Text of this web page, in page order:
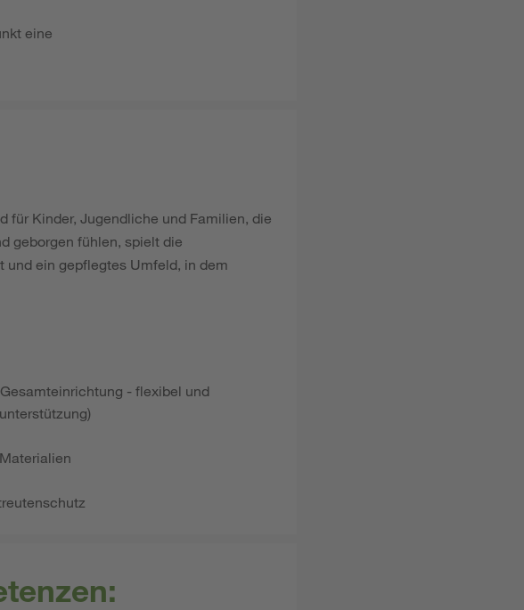
eine
für Kinder, Jugendliche und Familien, die
geborgen fühlen, spielt die
und ein gepflegtes Umfeld, in dem
- flexibel und